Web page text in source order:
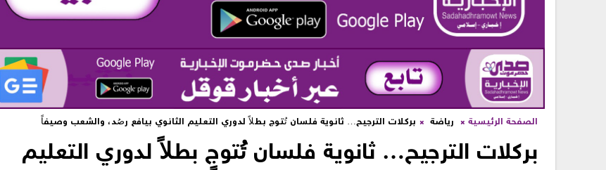
الصفحة الرئيسية رياضة بركلات الترجيح… ثانوية فلسان تُتوج بطلاً لدوري التعليم الثانوي بيافع رصُد، والشعب وصيفاً
بركلات الترجيح… ثانوية فلسان تُتوج بطلاً لدوري التعليم